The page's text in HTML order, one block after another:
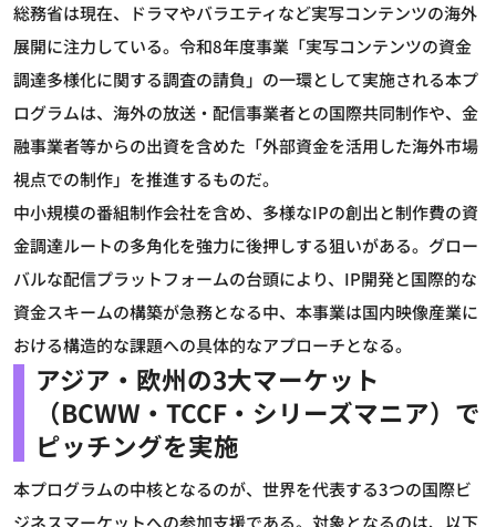
総務省は現在、ドラマやバラエティなど実写コンテンツの海外
展開に注力している。令和8年度事業「実写コンテンツの資金
調達多様化に関する調査の請負」の一環として実施される本プ
ログラムは、海外の放送・配信事業者との国際共同制作や、金
融事業者等からの出資を含めた「外部資金を活用した海外市場
視点での制作」を推進するものだ。
中小規模の番組制作会社を含め、多様なIPの創出と制作費の資
金調達ルートの多角化を強力に後押しする狙いがある。グロー
バルな配信プラットフォームの台頭により、IP開発と国際的な
資金スキームの構築が急務となる中、本事業は国内映像産業に
おける構造的な課題への具体的なアプローチとなる。
アジア・欧州の3大マーケット
（BCWW・TCCF・シリーズマニア）で
ピッチングを実施
本プログラムの中核となるのが、世界を代表する3つの国際ビ